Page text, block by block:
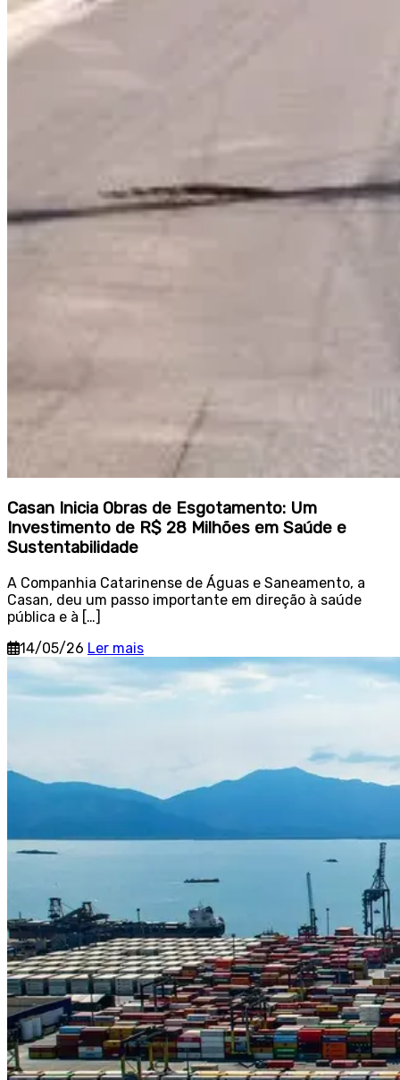
Casan Inicia Obras de Esgotamento: Um
Investimento de R$ 28 Milhões em Saúde e
Sustentabilidade
A Companhia Catarinense de Águas e Saneamento, a
Casan, deu um passo importante em direção à saúde
pública e à […]
14/05/26 Ler mais